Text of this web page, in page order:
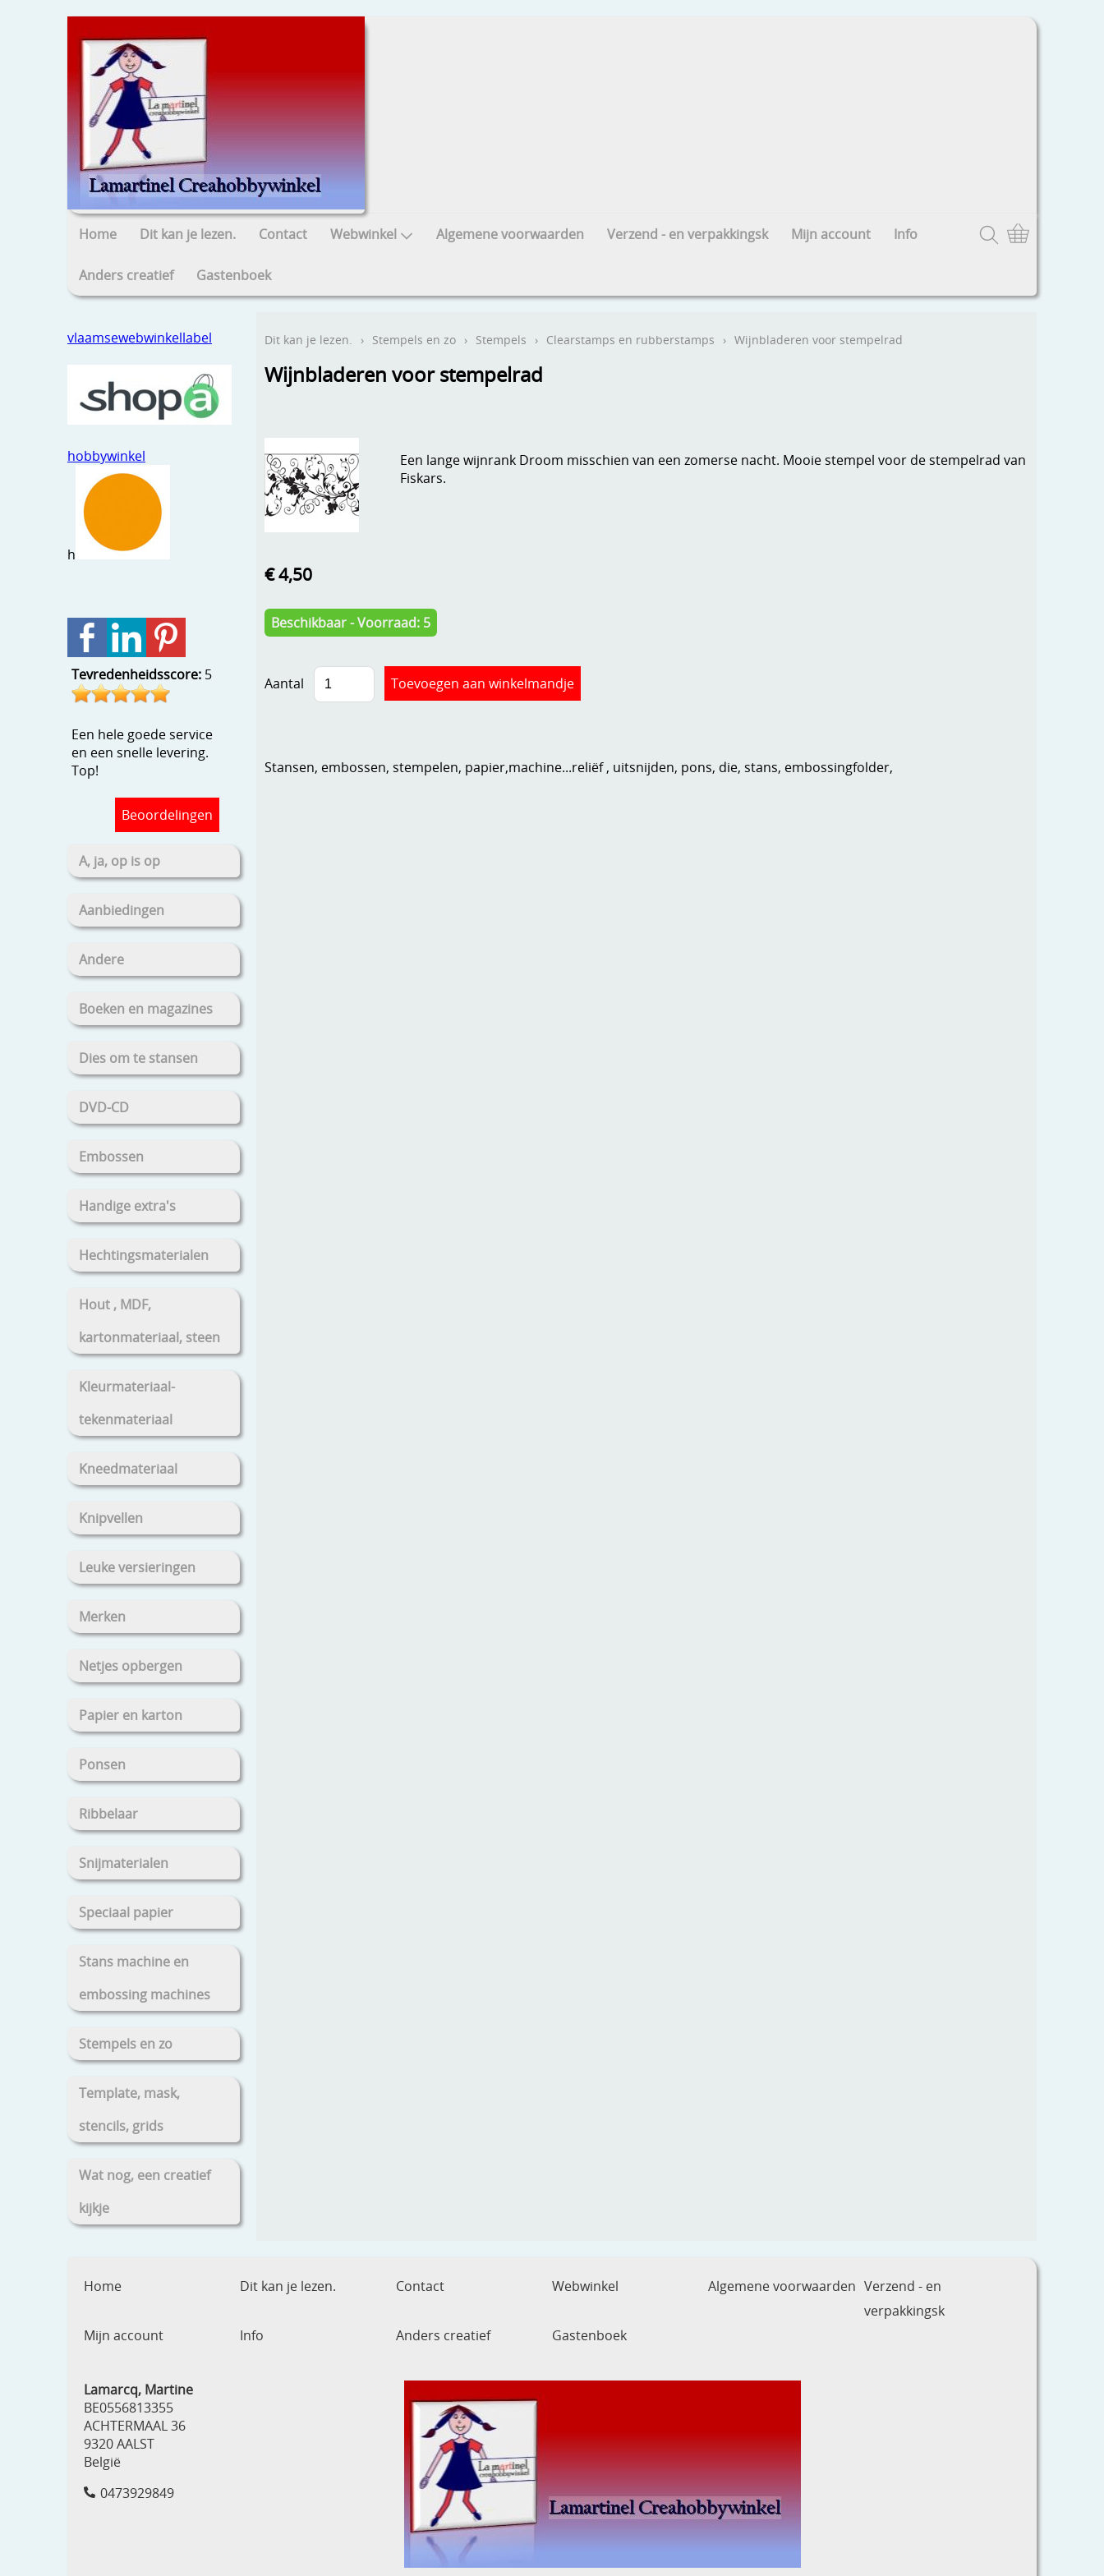
Home Dit kan je lezen. Contact Webwinkel Algemene voorwaarden Verzend - en verpakkingsk Mijn account Info
Anders creatief Gastenboek
vlaamsewebwinkellabel
hobbywinkel
h
Tevredenheidsscore: 5
Een hele goede service
en een snelle levering.
Top!
Beoordelingen
A, ja, op is op
Aanbiedingen
Andere
Boeken en magazines
Dies om te stansen
DVD-CD
Embossen
Handige extra's
Hechtingsmaterialen
Hout , MDF,
kartonmateriaal, steen
Kleurmateriaal-
tekenmateriaal
Kneedmateriaal
Knipvellen
Leuke versieringen
Merken
Netjes opbergen
Papier en karton
Ponsen
Ribbelaar
Snijmaterialen
Speciaal papier
Stans machine en
embossing machines
Stempels en zo
Template, mask,
stencils, grids
Wat nog, een creatief
kijkje
Dit kan je lezen. › Stempels en zo › Stempels › Clearstamps en rubberstamps › Wijnbladeren voor stempelrad
Wijnbladeren voor stempelrad
Een lange wijnrank Droom misschien van een zomerse nacht. Mooie stempel voor de stempelrad van
Fiskars.
€ 4,50
Beschikbaar - Voorraad: 5
Aantal
Stansen, embossen, stempelen, papier,machine...reliëf , uitsnijden, pons, die, stans, embossingfolder,
Home Dit kan je lezen. Contact Webwinkel Algemene voorwaarden Verzend - en
verpakkingsk
Mijn account
Info Anders creatief Gastenboek
Lamarcq, Martine
BE0556813355
ACHTERMAAL 36
9320 AALST
België
0473929849